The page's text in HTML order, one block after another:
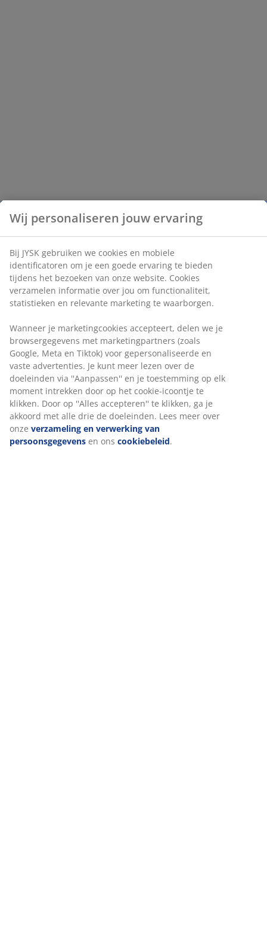
Wij personaliseren jouw ervaring
Bij JYSK gebruiken we cookies en mobiele
identificatoren om je een goede ervaring te bieden
tijdens het bezoeken van onze website. Cookies
verzamelen informatie over jou om functionaliteit,
statistieken en relevante marketing te waarborgen.
Wanneer je marketingcookies accepteert, delen we je
browsergegevens met marketingpartners (zoals
Google, Meta en Tiktok) voor gepersonaliseerde en
vaste advertenties. Je kunt meer lezen over de
doeleinden via ''Aanpassen'' en je toestemming op elk
moment intrekken door op het cookie-icoontje te
klikken. Door op ''Alles accepteren'' te klikken, ga je
akkoord met alle drie de doeleinden. Lees meer over
onze verzameling en verwerking van
persoonsgegevens en ons cookiebeleid.